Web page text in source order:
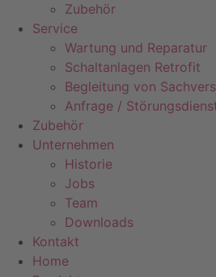
Zubehör
Service
Wartung und Reparatur
Schaltanlagen Retrofit
Begleitung von
Anfrage /
Zubehör
Unternehmen
Historie
Jobs
Team
Downloads
Kontakt
Home